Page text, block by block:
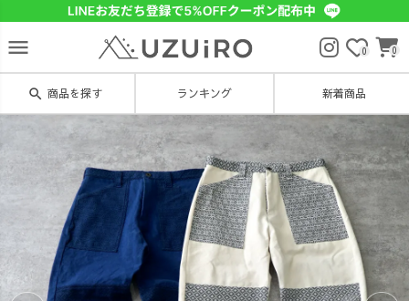
menu 0 0
search 商品を探す ランキング 新着商品